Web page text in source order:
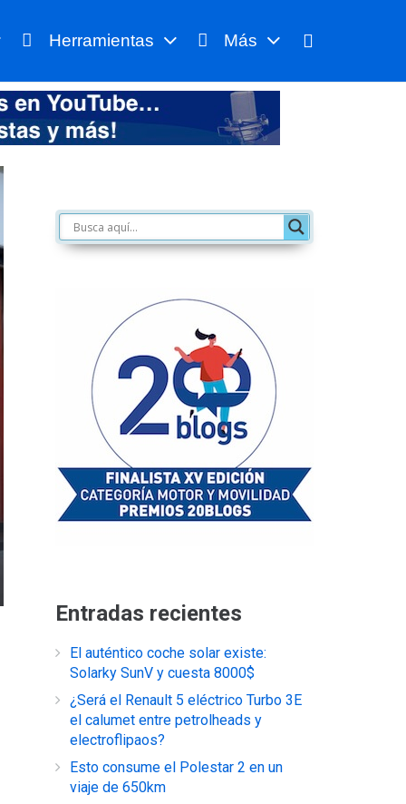
Herramientas Más
Entradas recientes
El auténtico coche solar existe:
Solarky SunV y cuesta 8000$
¿Será el Renault 5 eléctrico Turbo 3E
el calumet entre petrolheads y
electroflipaos?
Esto consume el Polestar 2 en un
viaje de 650km